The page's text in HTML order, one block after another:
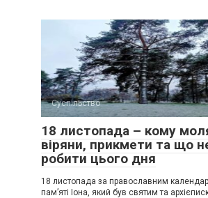
Суспільство
18 листопада – кому
віряни, прикмети та що
робити цього дня
18 листопада за православним
пам’яті Іона, який був святим та